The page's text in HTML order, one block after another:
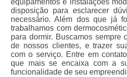
equipamentos e instalações
disposição para esclarecer
necessário. Além dos que já
trabalhamos com
para dormir. Buscamos sempre
de nossos clientes, e trazer
com o serviço. Entre em
que mais se encaixa com a
funcionalidade de seu